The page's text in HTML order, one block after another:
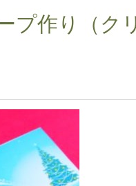
プ作り（ク